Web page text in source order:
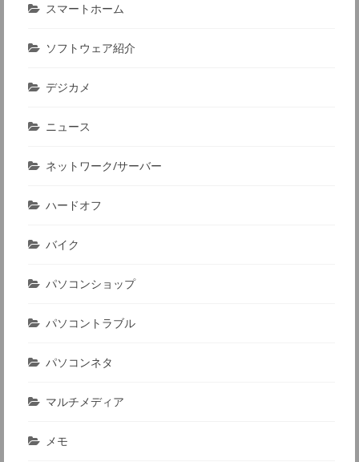
スマートホーム
ソフトウェア紹介
デジカメ
ニュース
ネットワーク/サーバー
ハードオフ
バイク
パソコンショップ
パソコントラブル
パソコンネタ
マルチメディア
メモ